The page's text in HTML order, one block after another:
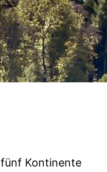
Kontinente